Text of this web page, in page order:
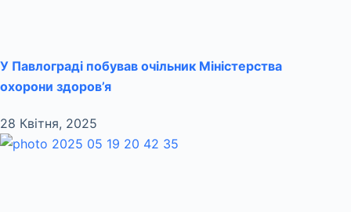
У Павлограді побував очільник Міністерства
охорони здоров’я
28 Квітня, 2025